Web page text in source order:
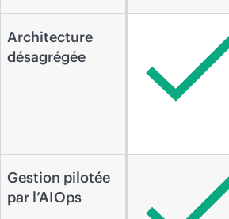
Architecture
désagrégée
Gestion pilotée
par l’AIOps